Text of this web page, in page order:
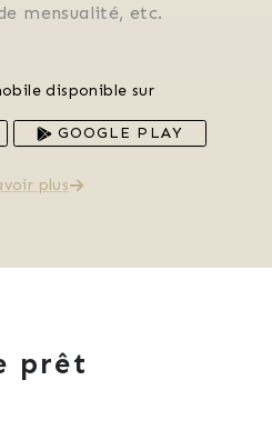
mensualité, etc.
disponible sur
GOOGLE PLAY
plus
prêt